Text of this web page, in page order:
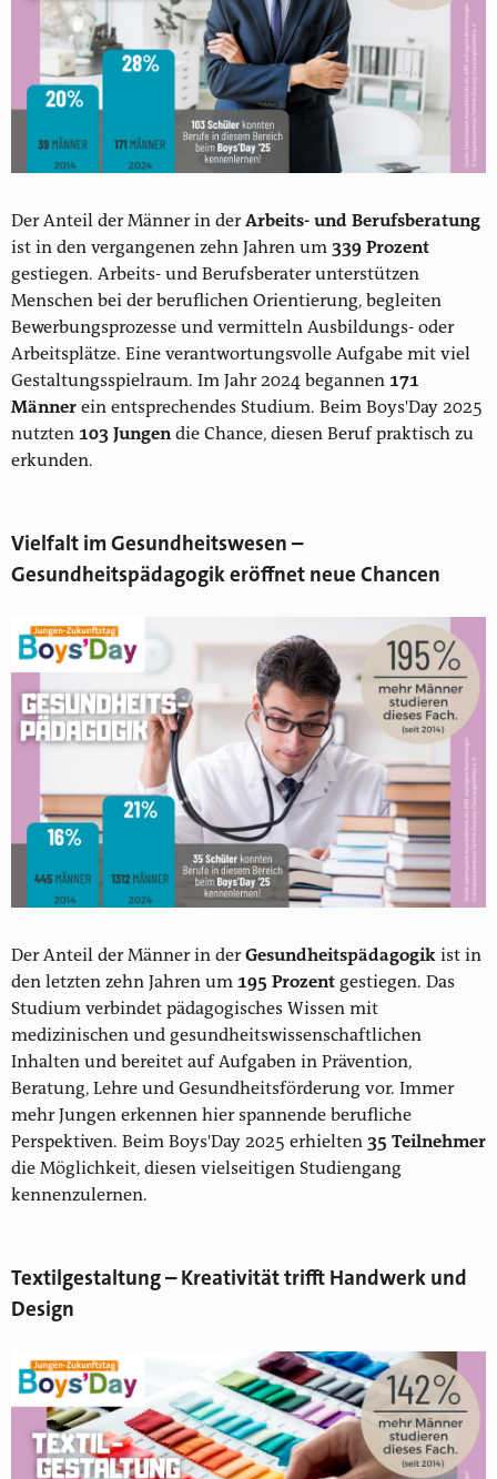
Der Anteil der Männer in derArbeits- und Berufsberatung
ist in den vergangenen zehn Jahren um 339 Prozent
gestiegen. Arbeits- und Berufsberater unterstützen
Menschen bei der beruflichen Orientierung, begleiten
Bewerbungsprozesse und vermitteln Ausbildungs- oder
Arbeitsplätze. Eine verantwortungsvolle Aufgabe mit viel
Gestaltungsspielraum. Im Jahr 2024 begannen 171
Männer ein entsprechendes Studium. Beim Boys'Day 2025
nutzten 103 Jungen die Chance, diesen Beruf praktisch zu
erkunden.
Vielfalt im Gesundheitswesen –
Gesundheitspädagogik eröffnet neue Chancen
Der Anteil der Männer in derGesundheitspädagogik ist in
den letzten zehn Jahren um 195 Prozent gestiegen. Das
Studium verbindet pädagogisches Wissen mit
medizinischen und gesundheitswissenschaftlichen
Inhalten und bereitet auf Aufgaben in Prävention,
Beratung, Lehre und Gesundheitsförderung vor. Immer
mehr Jungen erkennen hier spannende berufliche
Perspektiven. Beim Boys'Day 2025 erhielten 35 Teilnehmer
die Möglichkeit, diesen vielseitigen Studiengang
kennenzulernen.
Textilgestaltung – Kreativität trifft Handwerk und
Design